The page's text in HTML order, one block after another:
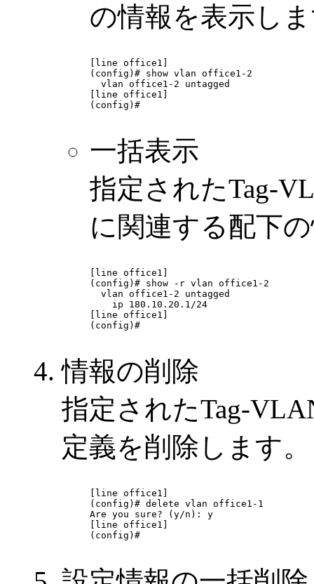
の情報を表示し
[line office1]
(config)# show vlan office1-2
  vlan office1-2 untagged
[line office1]
(config)#
一括表示
指定されたTag-
に関連する配下
[line office1]
(config)# show -r vlan office1-2
  vlan office1-2 untagged
    ip 180.10.20.1/24
[line office1]
(config)#
情報の削除
指定されたTag-
定義を削除します。
[line office1]
(config)# delete vlan office1-1
Are you sure? (y/n): y
[line office1]
(config)#